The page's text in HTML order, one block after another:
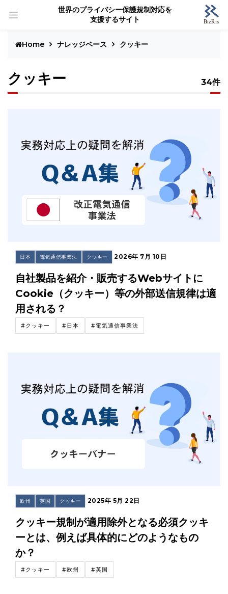
世界のプライバシー保護規制対応を
支援するサイト
Home ナレッジベース クッキー
クッキー 34件
日本 電気通信事業法 クッキー 2026年 7月 10日
自社製品を紹介・販売するWebサイトに
Cookie（クッキー）等の外部送信規律は適
用される？
#クッキー #日本 #電気通信事業法
欧州 英国 クッキー 2025年 5月 22日
クッキー規制が適用除外となる必須クッキ
ーとは、例えば具体的にどのようなもの
か？
#クッキー #欧州 #英国